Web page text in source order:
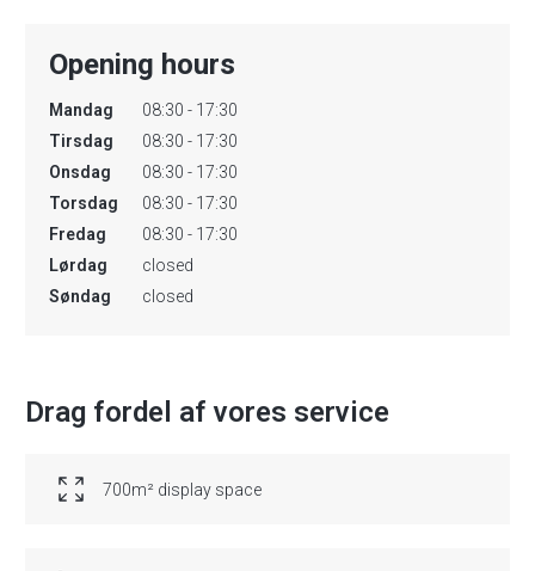
Opening hours
Mandag
08:30 - 17:30
Tirsdag
08:30 - 17:30
Onsdag
08:30 - 17:30
Torsdag
08:30 - 17:30
Fredag
08:30 - 17:30
Lørdag
closed
Søndag
closed
Drag fordel af vores service
700m² display space